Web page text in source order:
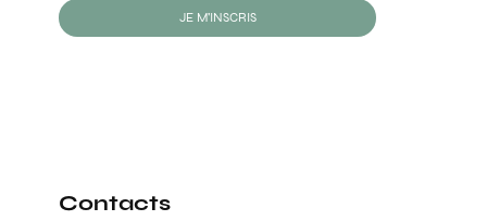
JE M'INSCRIS
Contacts